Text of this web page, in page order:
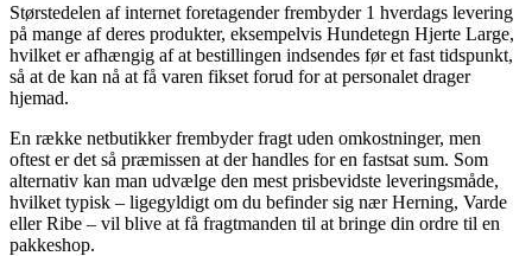
Størstedelen af internet foretagender frembyder 1 hverdags levering
på mange af deres produkter, eksempelvis Hundetegn Hjerte Large,
hvilket er afhængig af at bestillingen indsendes før et fast tidspunkt,
så at de kan nå at få varen fikset forud for at personalet drager
hjemad.
En række netbutikker frembyder fragt uden omkostninger, men
oftest er det så præmissen at der handles for en fastsat sum. Som
alternativ kan man udvælge den mest prisbevidste leveringsmåde,
hvilket typisk – ligegyldigt om du befinder sig nær Herning, Varde
eller Ribe – vil blive at få fragtmanden til at bringe din ordre til en
pakkeshop.